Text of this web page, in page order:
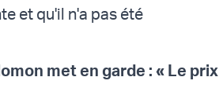
et qu'il n'a pas été
met en garde : « Le prix